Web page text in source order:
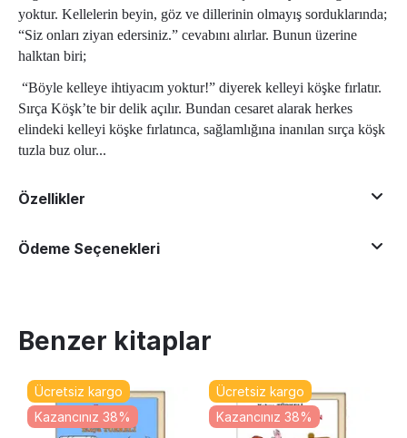
yoktur. Kellelerin beyin, göz ve dillerinin olmayış sorduklarında;
“Siz onları ziyan edersiniz.” cevabını alırlar. Bunun üzerine
halktan biri;
“Böyle kelleye ihtiyacım yoktur!” diyerek kelleyi köşke fırlatır.
Sırça Köşk’te bir delik açılır. Bundan cesaret alarak herkes
elindeki kelleyi köşke fırlatınca, sağlamlığına inanılan sırça köşk
tuzla buz olur...
Özellikler
Ödeme Seçenekleri
Benzer kitaplar
Ücretsiz kargo
Kazancınız 38%
Ücretsiz kargo
Kazancınız 38%